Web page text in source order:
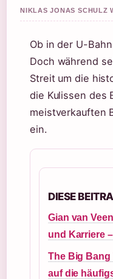
NIKLAS JONAS SCHULZ
Ob in der U-
Doch während
Streit um die
die Kulissen des
meistverkauften
ein.
DIESE
Gian van
und Karriere
The Big
auf die